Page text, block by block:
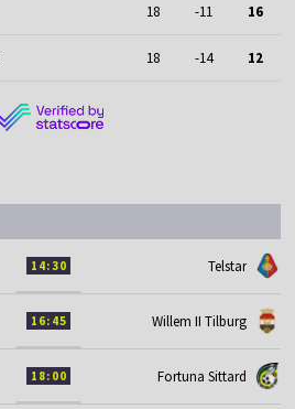
18 -11 16
18 -14 12
14:30 Telstar
16:45 Willem II Tilburg
18:00 Fortuna Sittard